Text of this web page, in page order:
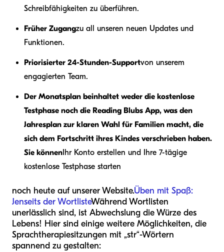
Schreibfähigkeiten zu überführen.
Früher Zugangzu all unseren neuen Updates und
Funktionen.
Priorisierter 24-Stunden-Supportvon unserem
engagierten Team.
Der Monatsplan beinhaltet weder die kostenlose
Testphase noch die Reading Blubs App, was den
Jahresplan zur klaren Wahl für Familien macht, die
sich dem Fortschritt ihres Kindes verschrieben haben.
Sie können Ihr Konto erstellen und Ihre 7-tägige
kostenlose Testphase starten
noch heute auf unserer Website.Üben mit Spaß:
Jenseits der WortlisteWährend Wortlisten
unerlässlich sind, ist Abwechslung die Würze des
Lebens! Hier sind einige weitere Möglichkeiten, die
Sprachtherapiesitzungen mit „str“-Wörtern
spannend zu gestalten: